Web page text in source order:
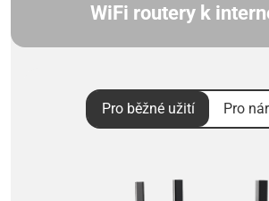
WiFi routery k
Pro běžné užití Pro